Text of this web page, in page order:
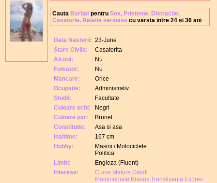
Cauta Barbat pentru Sex, Prietenie, Distractie,
Casatorie, Relatie serioasa cu varsta intre 24 si 36 ani
Data Nasterii: 23-June
Stare Civila:
Casatorita
Alcool:
Nu
Fumator:
Nu
Mancare:
Orice
Ocupatie:
Administrativ
Studii:
Facultate
Culoare ochi:
Negri
Culoare par:
Brunet
Constitutie:
Asa si asa
Inaltime:
167 cm
Hobby:
Masini / Motociclete
Politica
Limbi:
Engleza (Fluent)
Interese:
Curve Mature Galati
Matrimoniale Brasov Transilvania Expres